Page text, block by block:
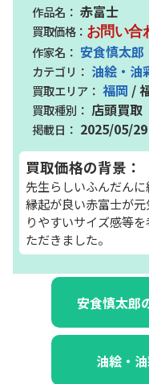
赤富士
お問い合
安食慎太郎
油絵・油
福岡 /
店頭買取
2025/05/29
買取価格の背景：
先生らしいふんだんに
縁起が良い赤富士が
りやすいサイズ感等
ただきました。
安食慎太郎
油絵・